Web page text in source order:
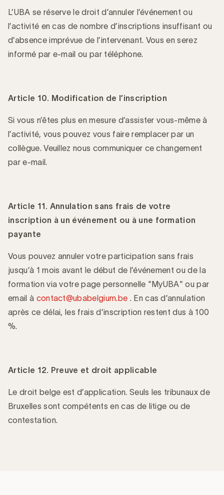
L’UBA se réserve le droit d’annuler l’événement ou
l’activité en cas de nombre d’inscriptions insuffisant ou
d’absence imprévue de l’intervenant. Vous en serez
informé par e-mail ou par téléphone.
Article 10. Modification de l’inscription
Si vous n’êtes plus en mesure d’assister vous-même à
l’activité, vous pouvez vous faire remplacer par un
collègue. Veuillez nous communiquer ce changement
par e-mail.
Article 11. Annulation sans frais de votre
inscription à un événement ou à une formation
payante
Vous pouvez annuler votre participation sans frais
jusqu’à 1 mois avant le début de l’événement ou de la
formation via votre page personnelle "MyUBA" ou par
email à contact@ubabelgium.be . En cas d’annulation
après ce délai, les frais d’inscription restent dus à 100
%.
Article 12. Preuve et droit applicable
Le droit belge est d’application. Seuls les tribunaux de
Bruxelles sont compétents en cas de litige ou de
contestation.